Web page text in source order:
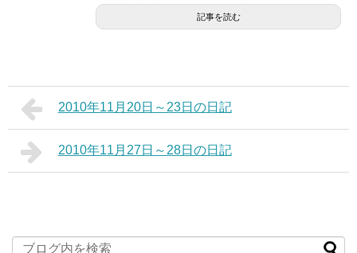
記事を読む
2010年11月20日～23日の日記
2010年11月27日～28日の日記